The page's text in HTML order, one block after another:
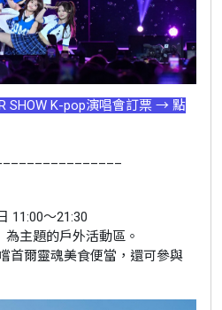
SHOW K-pop演唱會訂票 → 點
11:00～21:30
為主題的戶外活動區。
首爾靈魂美食便當，還可參與